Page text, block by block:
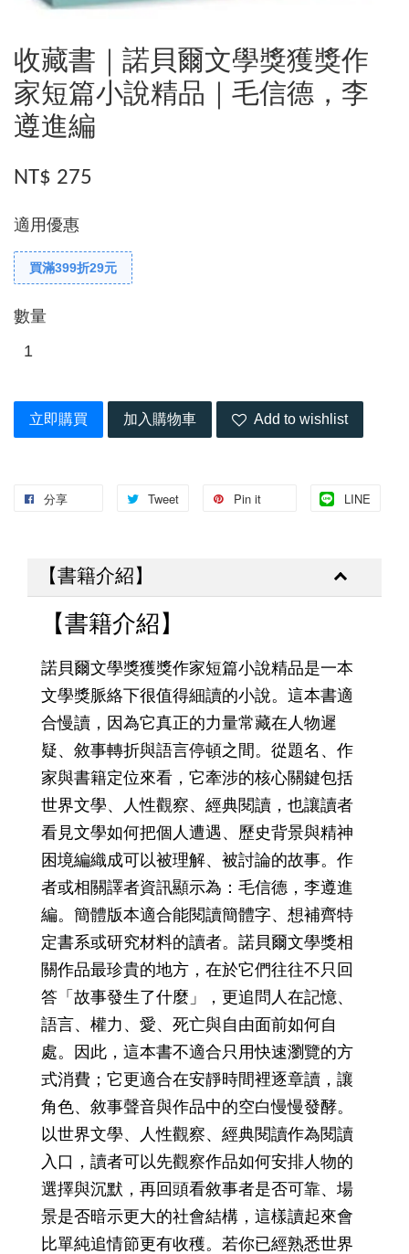
收藏書｜諾貝爾文學獎獲獎作
家短篇小說精品｜毛信德，李
遵進編
NT$ 275
適用優惠
買滿399折29元
數量
立即購買 加入購物車 Add to wishlist
分享 Tweet Pin it LINE
【書籍介紹】
【書籍介紹】
諾貝爾文學獎獲獎作家短篇小說精品是一本
文學獎脈絡下很值得細讀的小說。這本書適
合慢讀，因為它真正的力量常藏在人物遲
疑、敘事轉折與語言停頓之間。從題名、作
家與書籍定位來看，它牽涉的核心關鍵包括
世界文學、人性觀察、經典閱讀，也讓讀者
看見文學如何把個人遭遇、歷史背景與精神
困境編織成可以被理解、被討論的故事。作
者或相關譯者資訊顯示為：毛信德，李遵進
編。簡體版本適合能閱讀簡體字、想補齊特
定書系或研究材料的讀者。諾貝爾文學獎相
關作品最珍貴的地方，在於它們往往不只回
答「故事發生了什麼」，更追問人在記憶、
語言、權力、愛、死亡與自由面前如何自
處。因此，這本書不適合只用快速瀏覽的方
式消費；它更適合在安靜時間裡逐章讀，讓
角色、敘事聲音與作品中的空白慢慢發酵。
以世界文學、人性觀察、經典閱讀作為閱讀
入口，讀者可以先觀察作品如何安排人物的
選擇與沉默，再回頭看敘事者是否可靠、場
景是否暗示更大的社會結構，這樣讀起來會
比單純追情節更有收穫。若你已經熟悉世界